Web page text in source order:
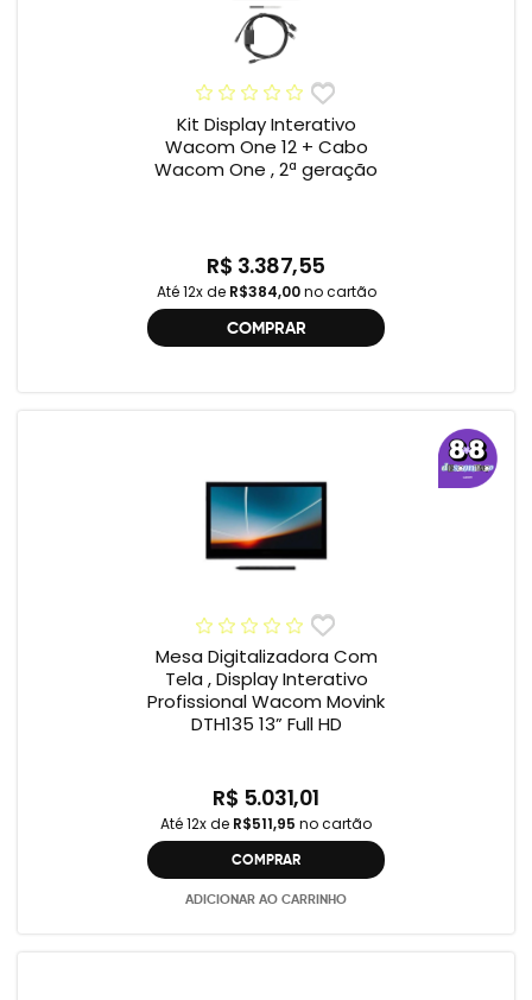
Kit Display Interativo
Wacom One 12 + Cabo
Wacom One , 2ª geração
R$ 3.387,55
Até 12x de R$384,00no cartão
COMPRAR
Mesa Digitalizadora Com
Tela , Display Interativo
Profissional Wacom Movink
DTH135 13” Full HD
R$ 5.031,01
Até 12x de R$511,95 no cartão
COMPRAR
ADICIONAR AO CARRINHO